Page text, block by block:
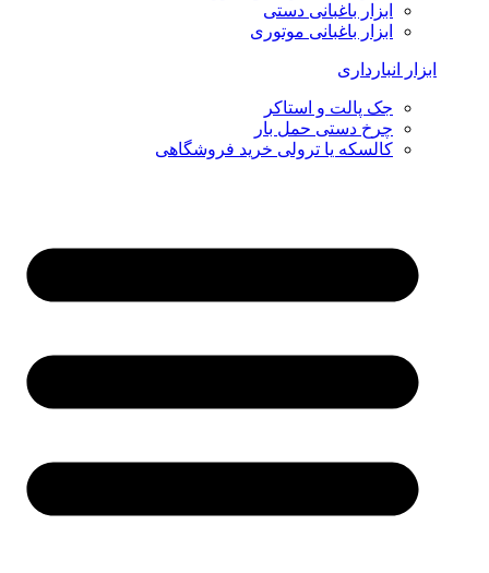
ابزار باغبانی دستی
ابزار باغبانی موتوری
ابزار انبارداری
جک پالت و استاکر
چرخ دستی حمل بار
کالسکه یا ترولی خرید فروشگاهی